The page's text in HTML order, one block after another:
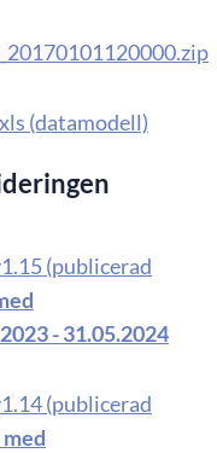
(datamodell)
(publicerad
- 31.05.2024
(publicerad